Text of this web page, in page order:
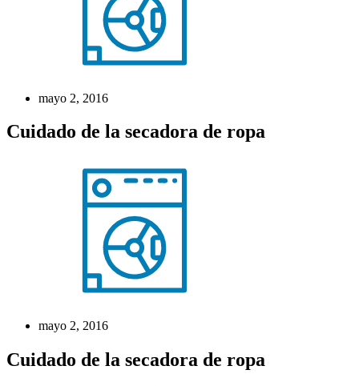
mayo 2, 2016
Cuidado de la secadora de ropa
mayo 2, 2016
Cuidado de la secadora de ropa